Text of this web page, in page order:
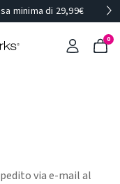
minima di 29,99€
0
via e-mail al